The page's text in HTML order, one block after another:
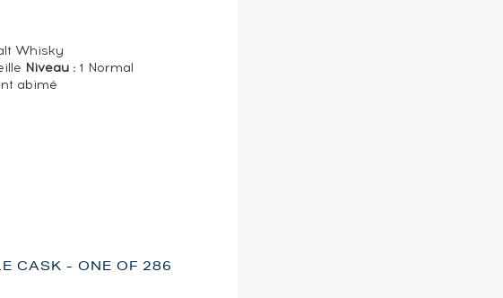
Whisky
Niveau :1 Normal
abimé
CASK - ONE OF 286